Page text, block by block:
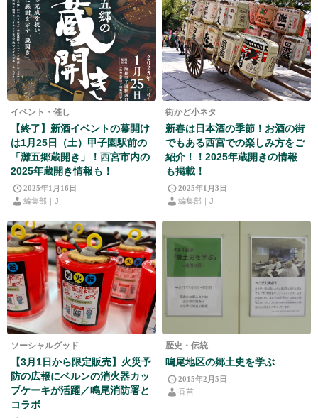
イベント・催し
【終了】新酒イベントの幕開け
は1月25日（土）甲子園駅前の
「灘五郷蔵開き」！西宮市内の
2025年蔵開き情報も！
2025年1月16日
編集部｜J
街かど小ネタ
新春は日本酒の季節！お酒の街
でもある西宮での楽しみ方をご
紹介！！2025年蔵開きの情報
も掲載！
2025年1月3日
編集部｜J
ソーシャルグッド
【3月1日から限定販売】火災予
防の広報にベルンの消火器カッ
プケーキが活躍／鳴尾消防署と
コラボ
歴史・伝統
鳴尾地区の郷土史を学ぶ
2015年2月5日
香苗